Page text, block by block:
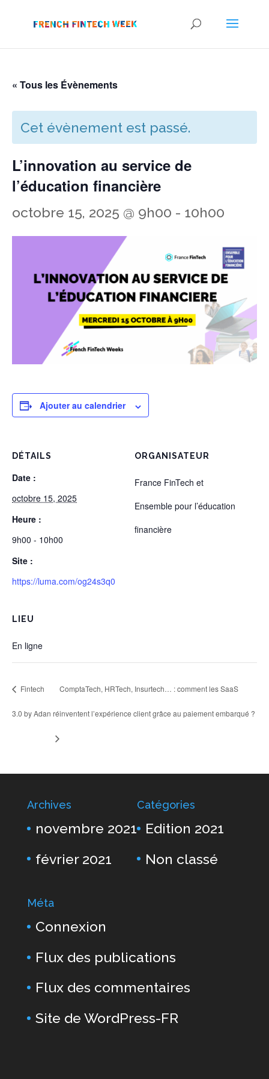
« Tous les Évènements
Cet évènement est passé.
L’innovation au service de
l’éducation financière
octobre 15, 2025 @ 9h00 - 10h00
Ajouter au calendrier
DÉTAILS
Date :
octobre 15, 2025
Heure :
9h00 - 10h00
Site :
https://luma.com/og24s3q0
ORGANISATEUR
France FinTech et
Ensemble pour l’éducation
financière
LIEU
En ligne
Fintech
3.0 by Adan
ComptaTech, HRTech, Insurtech… : comment les SaaS
réinventent l’expérience client grâce au paiement embarqué ?
Archives
novembre 2021
février 2021
Catégories
Edition 2021
Non classé
Méta
Connexion
Flux des publications
Flux des commentaires
Site de WordPress-FR